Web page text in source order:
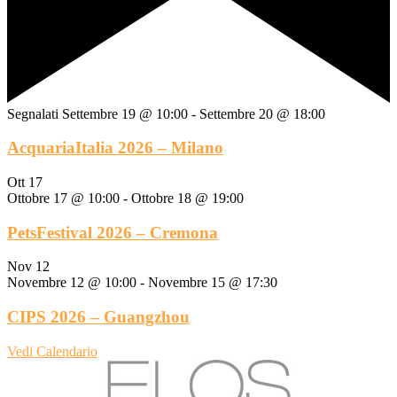
Segnalati Settembre 19 @ 10:00 - Settembre 20 @ 18:00
AcquariaItalia 2026 – Milano
Ott 17
Ottobre 17 @ 10:00 - Ottobre 18 @ 19:00
PetsFestival 2026 – Cremona
Nov 12
Novembre 12 @ 10:00 - Novembre 15 @ 17:30
CIPS 2026 – Guangzhou
Vedi Calendario